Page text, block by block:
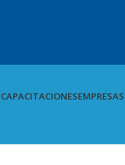
CAPACITACIONESEMPRESAS